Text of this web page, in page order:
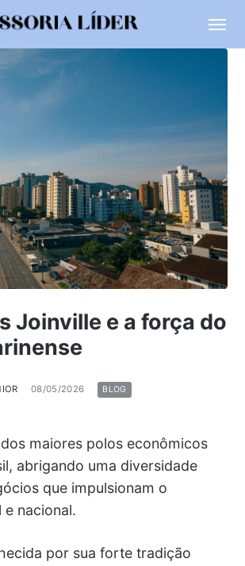
Joinville e a força do
08/05/2026 BLOG
maiores polos econômicos
abrigando uma diversidade
que impulsionam o
nacional.
por sua forte tradição